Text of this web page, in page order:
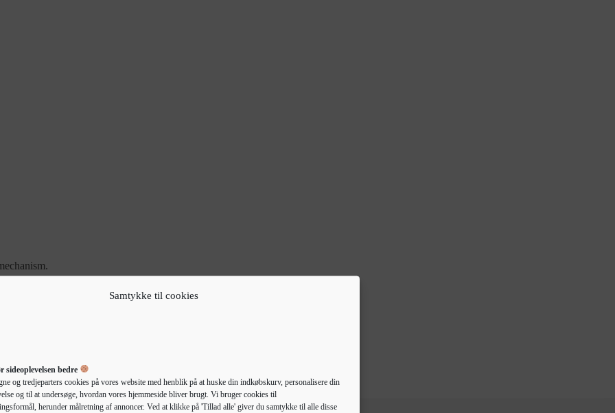
Samtykke til cookies
sideoplevelsen bedre
og tredjeparters cookies på vores website med henblik på at huske din indkøbskurv, personalisere din
og til at undersøge, hvordan vores hjemmeside bliver brugt. Vi bruger cookies til
herunder målretning af annoncer. Ved at klikke på 'Tillad alle' giver du samtykke til alle disse